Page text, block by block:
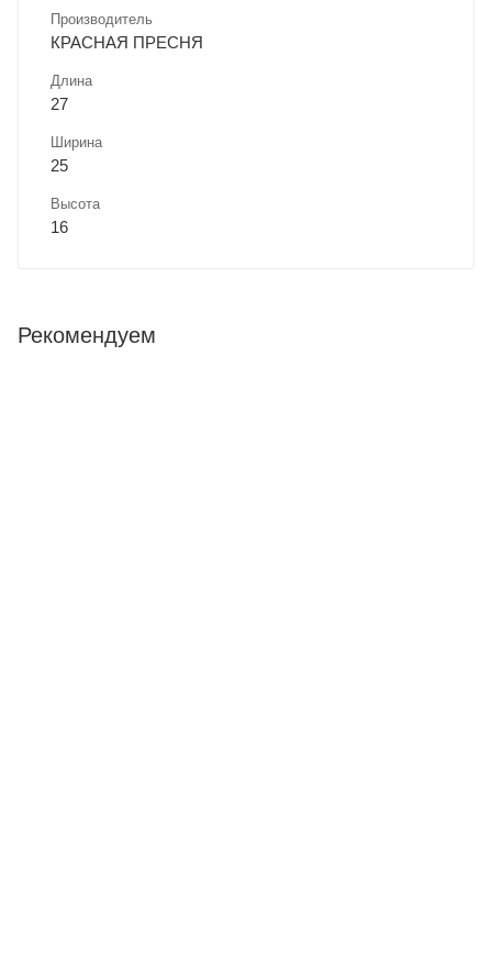
Производитель
КРАСНАЯ ПРЕСНЯ
Длина
27
Ширина
25
Высота
16
Рекомендуем